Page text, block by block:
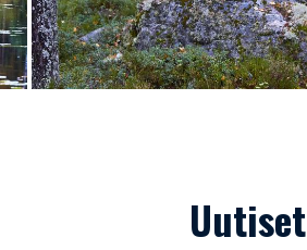
Uutiset